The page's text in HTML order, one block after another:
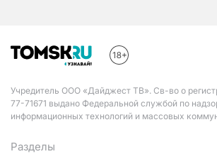
Учредитель ООО «Дайджест ТВ». Св-во о
77-71671 выдано Федеральной службой по
информационных технологий и массовых
Разделы